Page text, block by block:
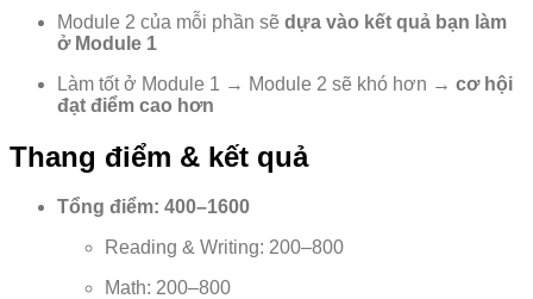
Module 2 của mỗi phần sẽ dựa vào kết quả bạn làm
ở Module 1
Làm tốt ở Module 1 → Module 2 sẽ khó hơn → cơ hội
đạt điểm cao hơn
Thang điểm & kết quả
Tổng điểm: 400–1600
Reading & Writing: 200–800
Math: 200–800